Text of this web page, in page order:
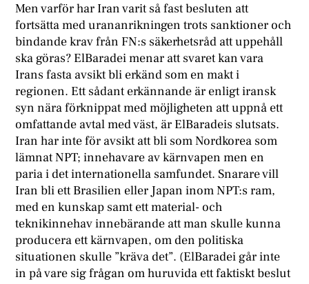
Men varför har Iran varit så fast besluten att
fortsätta med urananrikningen trots sanktioner och
bindande krav från FN:s säkerhetsråd att uppehåll
ska göras? ElBaradei menar att svaret kan vara
Irans fasta avsikt bli erkänd som en makt i
regionen. Ett sådant erkännande är enligt iransk
syn nära förknippat med möjligheten att uppnå ett
omfattande avtal med väst, är ElBaradeis slutsats.
Iran har inte för avsikt att bli som Nordkorea som
lämnat NPT; innehavare av kärnvapen men en
paria i det internationella samfundet. Snarare vill
Iran bli ett Brasilien eller Japan inom NPT:s ram,
med en kunskap samt ett material- och
teknikinnehav innebärande att man skulle kunna
producera ett kärnvapen, om den politiska
situationen skulle ”kräva det”. (ElBaradei går inte
in på vare sig frågan om huruvida ett faktiskt beslut